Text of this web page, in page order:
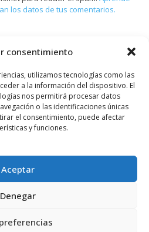
consentimiento
utilizamos tecnologías como las
a la información del dispositivo. El
nos permitirá procesar datos
o las identificaciones únicas
el consentimiento, puede afectar
y funciones.
Aceptar
Denegar
los datos de tus comentarios.